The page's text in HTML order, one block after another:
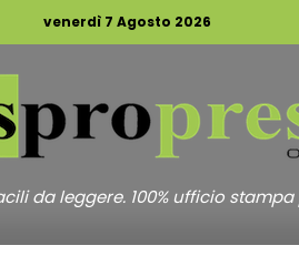
venerdì 7 Agosto 2026
da leggere. 100% ufficio